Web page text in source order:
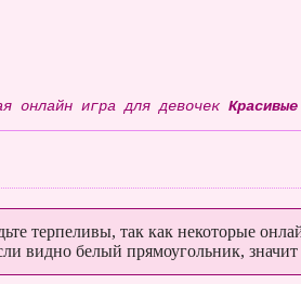
онлайн игра для девочек
терпеливы, так как некоторые
видно белый прямоугольник, значит